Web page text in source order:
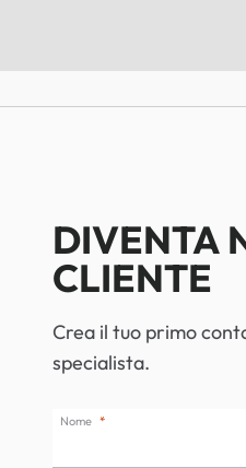
DIVENTA
CLIENTE
Crea il tuo primo
specialista.
Nome